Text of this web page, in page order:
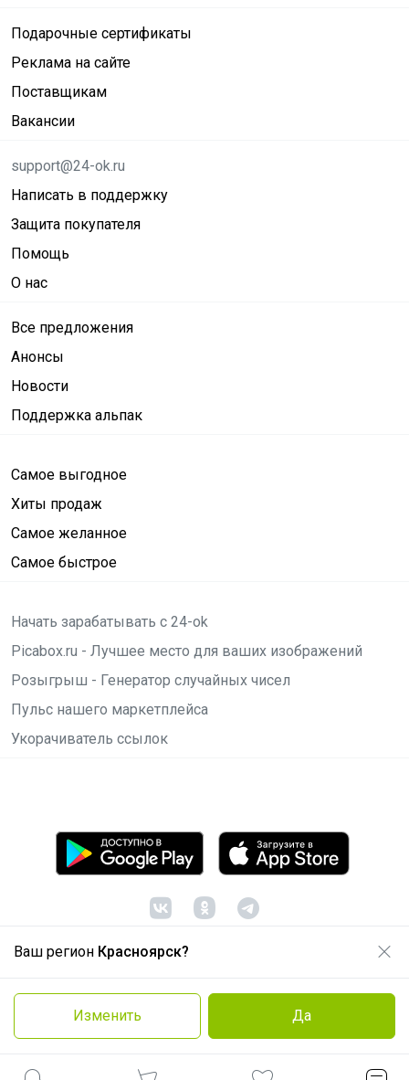
Ваш регион Красноярск?
Изменить Да
Подарочные сертификаты
Реклама на сайте
Поставщикам
Вакансии
support@24-ok.ru
Написать в поддержку
Защита покупателя
Помощь
О нас
Все предложения
Анонсы
Новости
Поддержка альпак
Самое выгодное
Хиты продаж
Самое желанное
Самое быстрое
Начать зарабатывать с 24-ok
Picabox.ru - Лучшее место для ваших изображений
Розыгрыш - Генератор случайных чисел
Пульс нашего маркетплейса
Укорачиватель ссылок
© ООО "Лявита", ОГРН 1122468054070, 2012 -2026
Политика конфиденциальности
Cоглашение пользователя